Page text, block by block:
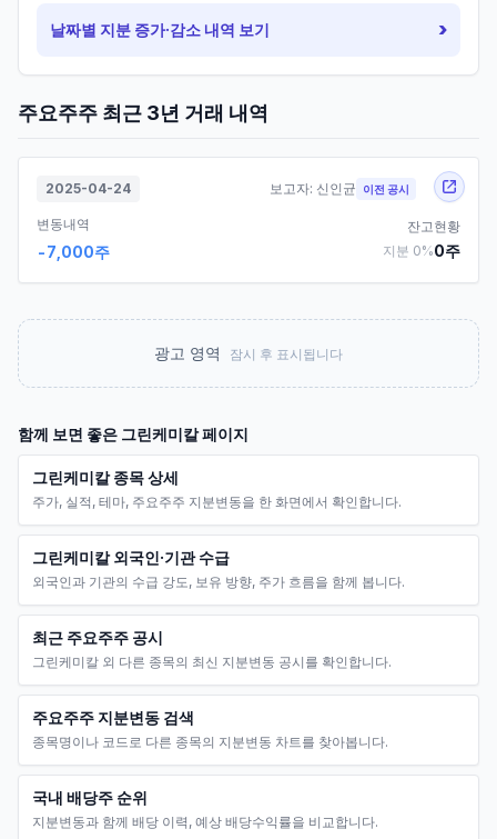
날짜별 지분 증가·감소 내역 보기 ›
주요주주 최근 3년 거래 내역
2025-04-24 보고자: 신인균 이전 공시
변동내역
-7,000주
잔고현황
지분 0%0주
광고 영역 잠시 후 표시됩니다
함께 보면 좋은 그린케미칼페이지
그린케미칼 종목 상세
주가, 실적, 테마, 주요주주 지분변동을 한 화면에서 확인합니다.
그린케미칼 외국인·기관 수급
외국인과 기관의 수급 강도, 보유 방향, 주가 흐름을 함께 봅니다.
최근 주요주주 공시
그린케미칼 외 다른 종목의 최신 지분변동 공시를 확인합니다.
주요주주 지분변동 검색
종목명이나 코드로 다른 종목의 지분변동 차트를 찾아봅니다.
국내 배당주 순위
지분변동과 함께 배당 이력, 예상 배당수익률을 비교합니다.